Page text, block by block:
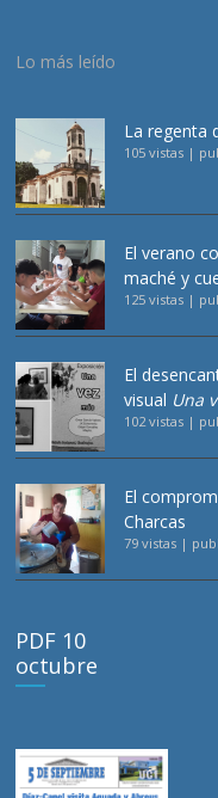
Lo más leído
La regenta
105 vistas |
El verano
maché y
125 vistas |
El
visual Una
102 vistas |
El
Charcas
79 vistas |
PDF 10
octubre